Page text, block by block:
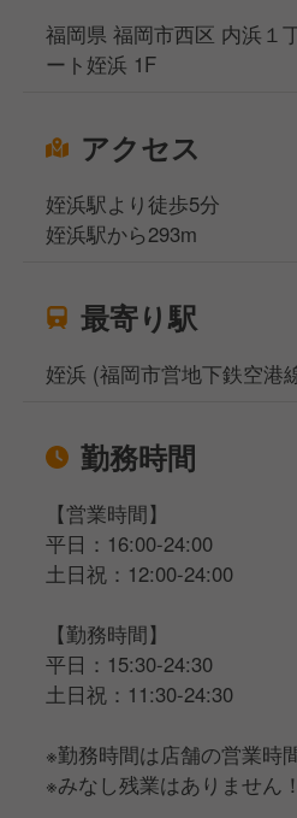
福岡県 福岡市西区 内浜１
ート姪浜 1F
アクセス
姪浜駅より徒歩5分
姪浜駅から293m
最寄り駅
姪浜 (福岡市営地下鉄空港
勤務時間
【営業時間】
平日：16:00-24:00
土日祝：12:00-24:00
【勤務時間】
平日：15:30-24:30
土日祝：11:30-24:30
※勤務時間は店舗の営業時
※みなし残業はありません！